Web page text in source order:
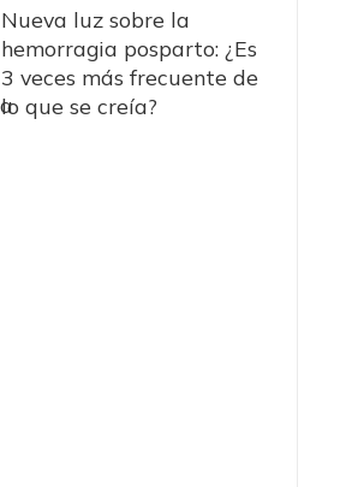
Nueva luz sobre la
hemorragia posparto: ¿Es
3 veces más frecuente de
lo que se creía?